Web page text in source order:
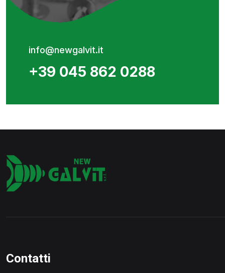
info@newgalvit.it
+39 045 862 0288
Contatti